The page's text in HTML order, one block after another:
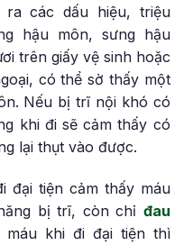
các dấu hiệu, triệu
hậu môn, sưng hậu
trên giấy vệ sinh hoặc
có thể sờ thấy một
Nếu bị trĩ nội khó có
khi đi sẽ cảm thấy có
lại thụt vào được.
đại tiện cảm thấy máu
bị trĩ, còn chỉ đau
máu khi đi đại tiện thì